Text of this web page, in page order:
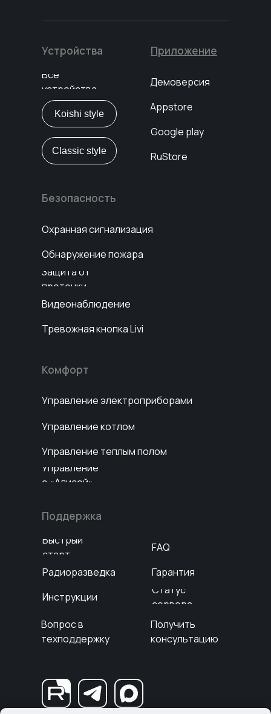
Все
устройства
Видеонаблюдение
Тревожная кнопка Livi
Защита от
протечки
Обнаружение пожара
Охранная сигнализация
Управление электроприборами
Управление котлом
Управление теплым полом
Управление
с «Алисой»
RuStore
Google play
Appstore
Демоверсия
Быстрый
старт
Инструкции
Радиоразведка
Гарантия
Cтатус
сервера
Получить
консультацию
Вопрос в
техподдержку
FAQ
Устройства
Безопасность
Комфорт
Приложение
Поддержка
Koishi style
Classic style